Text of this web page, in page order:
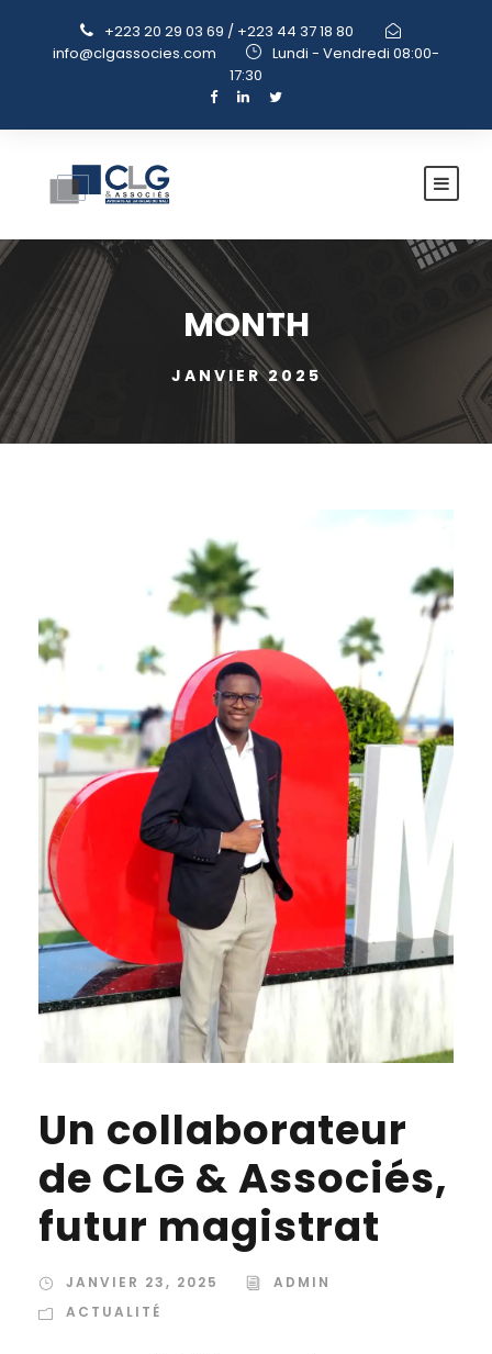
+223 20 29 03 69 / +223 44 37 18 80
info@clgassocies.com
Lundi - Vendredi 08:00-
17:30
MONTH
JANVIER 2025
Un collaborateur
de CLG & Associés,
futur magistrat
JANVIER 23, 2025
ADMIN
ACTUALITÉ